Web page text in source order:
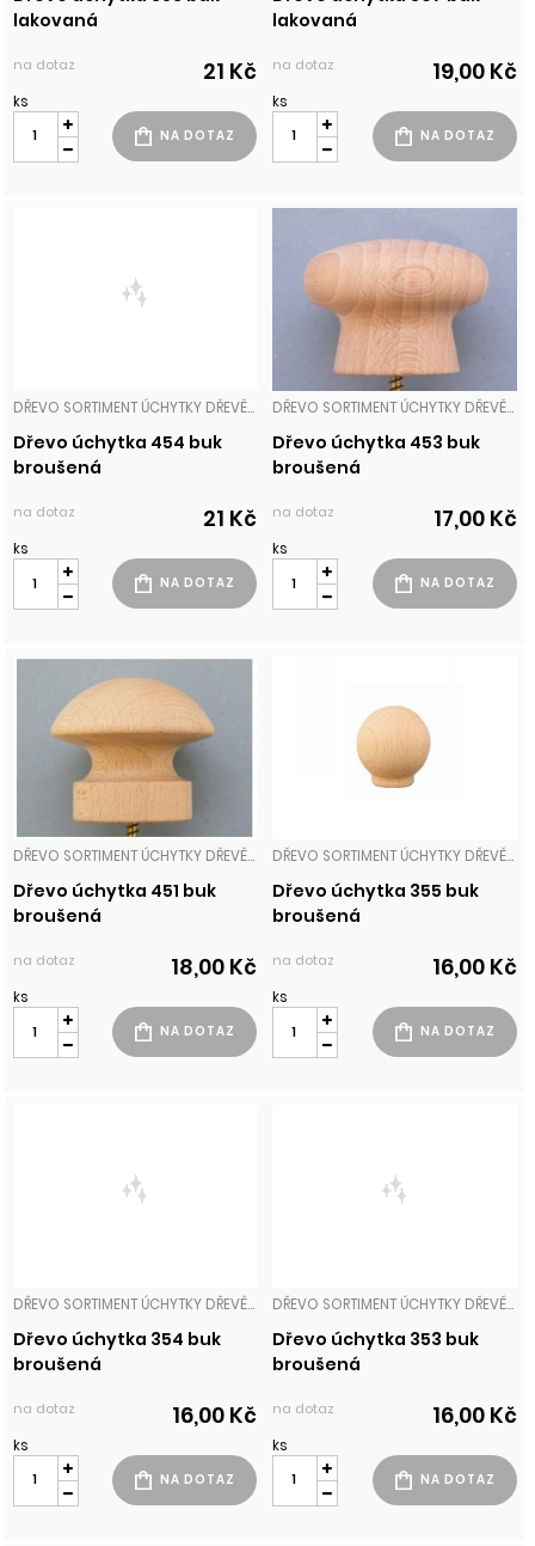
lakovaná
na dotaz 21 Kč
ks
lakovaná
na dotaz 19,00 Kč
ks
DŘEVO SORTIMENT ÚCHYTKY DŘEVĚNÉ
Dřevo úchytka 454 buk
broušená
na dotaz 21 Kč
ks
DŘEVO SORTIMENT ÚCHYTKY DŘEVĚNÉ
Dřevo úchytka 453 buk
broušená
na dotaz 17,00 Kč
ks
DŘEVO SORTIMENT ÚCHYTKY DŘEVĚNÉ
Dřevo úchytka 451 buk
broušená
na dotaz 18,00 Kč
ks
DŘEVO SORTIMENT ÚCHYTKY DŘEVĚNÉ
Dřevo úchytka 355 buk
broušená
na dotaz 16,00 Kč
ks
DŘEVO SORTIMENT ÚCHYTKY DŘEVĚNÉ
Dřevo úchytka 354 buk
broušená
na dotaz 16,00 Kč
ks
DŘEVO SORTIMENT ÚCHYTKY DŘEVĚNÉ
Dřevo úchytka 353 buk
broušená
na dotaz 16,00 Kč
ks